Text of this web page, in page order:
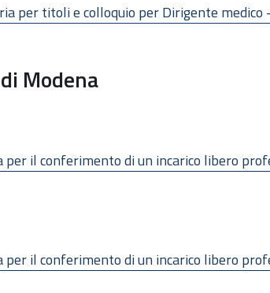
per titoli e colloquio per Dirigente
Modena
il conferimento di un incarico libero
il conferimento di un incarico libero